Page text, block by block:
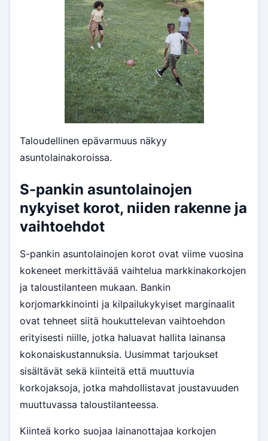
Taloudellinen epävarmuus näkyy
asuntolainakoroissa.
S-pankin asuntolainojen
nykyiset korot, niiden rakenne ja
vaihtoehdot
S-pankin asuntolainojen korot ovat viime vuosina
kokeneet merkittävää vaihtelua markkinakorkojen
ja taloustilanteen mukaan. Bankin
korjomarkkinointi ja kilpailukykyiset marginaalit
ovat tehneet siitä houkuttelevan vaihtoehdon
erityisesti niille, jotka haluavat hallita lainansa
kokonaiskustannuksia. Uusimmat tarjoukset
sisältävät sekä kiinteitä että muuttuvia
korkojaksoja, jotka mahdollistavat joustavuuden
muuttuvassa taloustilanteessa.
Kiinteä korko suojaa lainanottajaa korkojen